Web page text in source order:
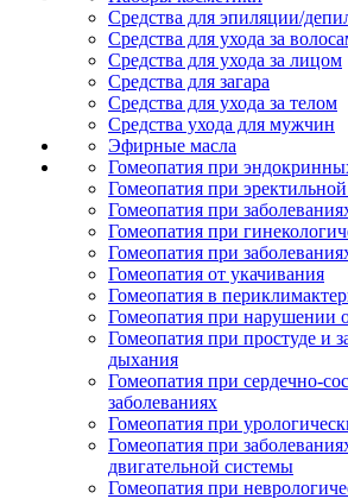
Средства для эпиляции/
Средства для ухода за
Средства для ухода за лицом
Средства для загара
Средства для ухода за телом
Средства ухода для мужчин
Эфирные масла
Гомеопатия при
Гомеопатия при
Гомеопатия при
Гомеопатия при
Гомеопатия при
Гомеопатия от укачивания
Гомеопатия в
Гомеопатия при нарушении
Гомеопатия при простуде и
дыхания
Гомеопатия при сердечно-
заболеваниях
Гомеопатия при
Гомеопатия при
двигательной системы
Гомеопатия при